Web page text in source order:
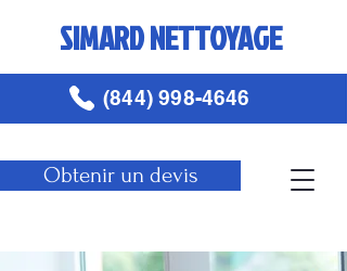
SIMARD NETTOYAGE
Obtenir un devis
(844) 998-4646